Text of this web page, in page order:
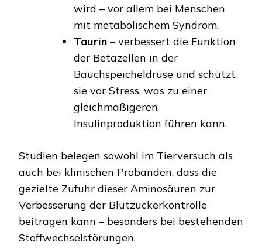
wird – vor allem bei Menschen
mit metabolischem Syndrom.
Taurin – verbessert die Funktion
der Betazellen in der
Bauchspeicheldrüse und schützt
sie vor Stress, was zu einer
gleichmäßigeren
Insulinproduktion führen kann.
Studien belegen sowohl im Tierversuch als
auch bei klinischen Probanden, dass die
gezielte Zufuhr dieser Aminosäuren zur
Verbesserung der Blutzuckerkontrolle
beitragen kann – besonders bei bestehenden
Stoffwechselstörungen.